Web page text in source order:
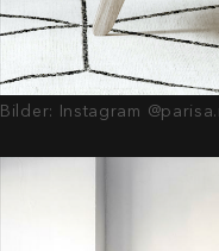
Bilder: Instagram